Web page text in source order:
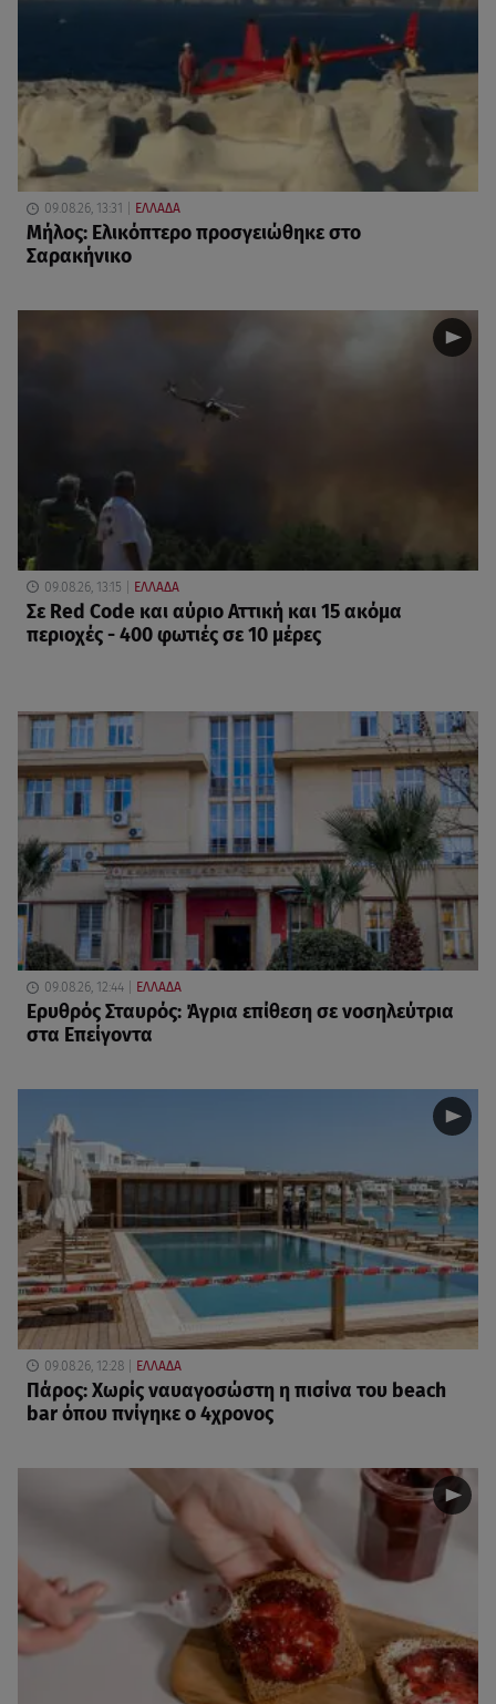
09.08.26, 13:31 ΕΛΛΑΔΑ
Μήλος: Ελικόπτερο προσγειώθηκε στο
Σαρακήνικο
09.08.26, 13:15 ΕΛΛΑΔΑ
Σε Red Code και αύριο Αττική και 15 ακόμα
περιοχές - 400 φωτιές σε 10 μέρες
09.08.26, 12:44 ΕΛΛΑΔΑ
Ερυθρός Σταυρός: Άγρια επίθεση σε νοσηλεύτρια
στα Επείγοντα
09.08.26, 12:28 ΕΛΛΑΔΑ
Πάρος: Χωρίς ναυαγοσώστη η πισίνα του beach
bar όπου πνίγηκε ο 4χρονος